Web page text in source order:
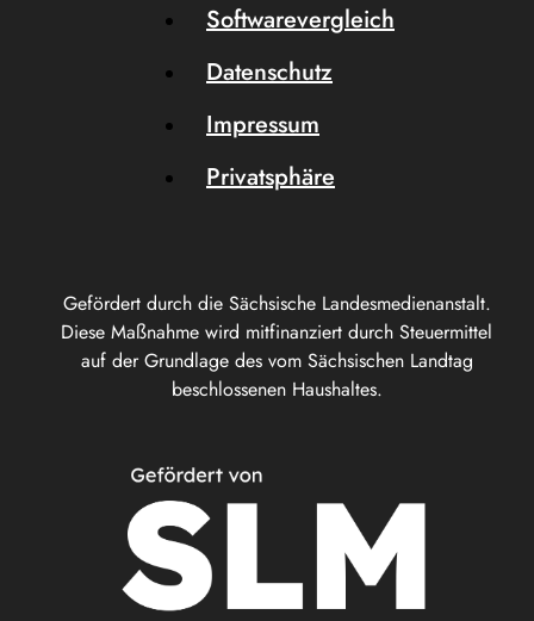
Gefördert durch die Sächsische Landesmedienanstalt.
Diese Maßnahme wird mitfinanziert durch Steuermittel
auf der Grundlage des vom Sächsischen Landtag
beschlossenen Haushaltes.
Softwarevergleich
Datenschutz
Impressum
Privatsphäre